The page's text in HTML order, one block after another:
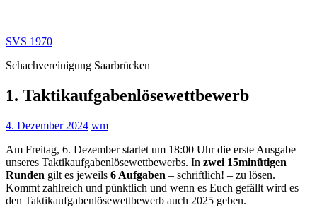
SVS 1970
Schachvereinigung Saarbrücken
1. Taktikaufgabenlösewettbewerb
4. Dezember 2024 wm
Am Freitag, 6. Dezember startet um 18:00 Uhr die erste Ausgabe
unseres Taktikaufgabenlösewettbewerbs. In zwei 15minütigen
Runden gilt es jeweils 6 Aufgaben – schriftlich! – zu lösen.
Kommt zahlreich und pünktlich und wenn es Euch gefällt wird es
den Taktikaufgabenlösewettbewerb auch 2025 geben.